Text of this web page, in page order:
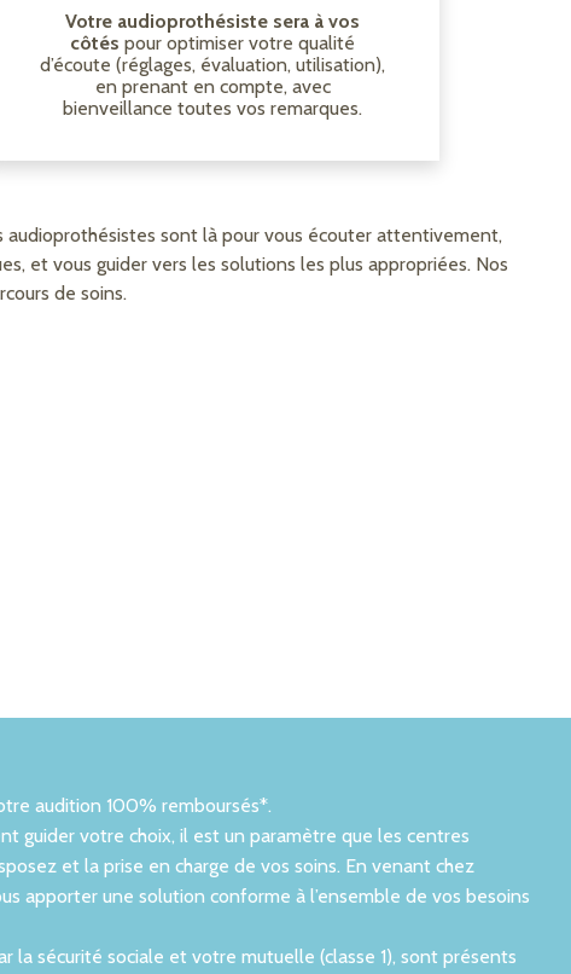
Votre audioprothésiste sera à vos
côtés pour optimiser votre qualité
d’écoute (réglages, évaluation, utilisation),
en prenant en compte, avec
bienveillance toutes vos remarques.
audioprothésistes sont là pour vous écouter attentivement,
et vous guider vers les solutions les plus appropriées. Nos
de soins.
D'EXPERIENCE DANS
L'AUDITION
Et 280 centres auditifs en
audition 100% remboursés*.
guider votre choix, il est un paramètre que les centres
et la prise en charge de vos soins. En venant chez
apporter une solution conforme à l’ensemble de vos besoins
la sécurité sociale et votre mutuelle (classe 1), sont présents